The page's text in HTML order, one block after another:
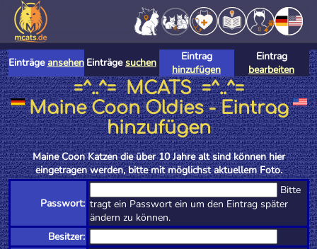
Einträgeansehen Einträgesuchen
Eintrag
hinzufügen
Eintrag
bearbeiten
=^..^= MCATS =^..^=
Maine Coon Oldies - Eintrag
hinzufügen
Maine Coon Katzen die über 10 Jahre alt sind können hier
eingetragen werden, bitte mit möglichst aktuellem Foto.
Passwort:
Bitte
tragt ein Passwort ein um den Eintrag später
ändern zu können.
Besitzer: